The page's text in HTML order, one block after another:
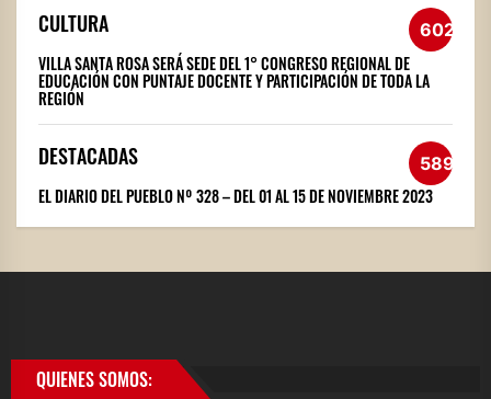
CULTURA 602
VILLA SANTA ROSA SERÁ SEDE DEL 1° CONGRESO REGIONAL DE
EDUCACIÓN CON PUNTAJE DOCENTE Y PARTICIPACIÓN DE TODA LA
REGIÓN
DESTACADAS 589
EL DIARIO DEL PUEBLO Nº 328 – DEL 01 AL 15 DE NOVIEMBRE 2023
QUIENES SOMOS: